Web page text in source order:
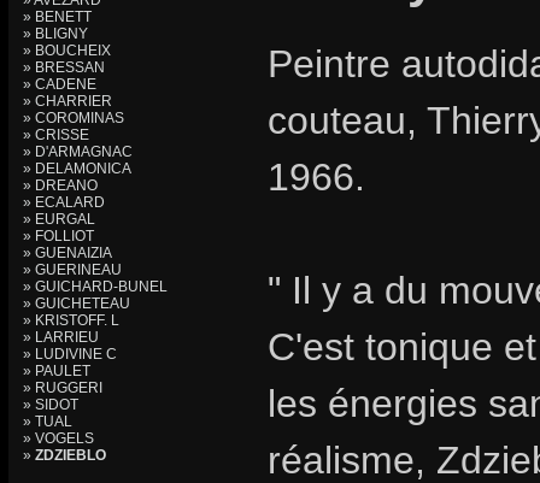
» BENETT
» BLIGNY
» BOUCHEIX
» BRESSAN
» CADENE
» CHARRIER
» COROMINAS
» CRISSE
» D'ARMAGNAC
» DELAMONICA
» DREANO
» ECALARD
» EURGAL
» FOLLIOT
» GUENAIZIA
» GUERINEAU
» GUICHARD-BUNEL
» GUICHETEAU
» KRISTOFF. L
» LARRIEU
» LUDIVINE C
» PAULET
» RUGGERI
» SIDOT
» TUAL
» VOGELS
» ZDZIEBLO
Peintre
couteau,
1966.
" Il y a du
C'est tonique
les énergies
réalisme,